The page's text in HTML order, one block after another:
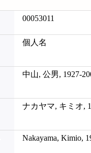
00053011
個人名
中山, 公男, 1927-
ナカヤマ, キミオ,
Nakayama, Kimio,